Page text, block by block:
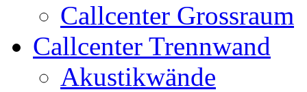
Callcenter Grossraum
Callcenter Trennwand
Akustikwände